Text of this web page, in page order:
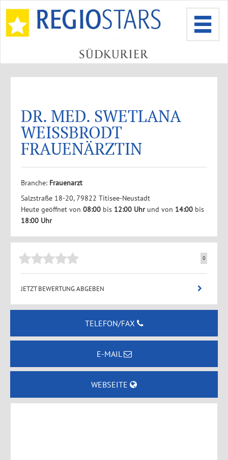
DR. MED. SWETLANA
WEISSBRODT
FRAUENÄRZTIN
Branche: Frauenarzt
Salzstraße 18-20, 79822 Titisee-Neustadt
Heute geöffnet von 08:00bis 12:00 Uhrund von 14:00bis
18:00 Uhr
0
JETZT BEWERTUNG ABGEBEN
TELEFON/FAX
E-MAIL
WEBSEITE